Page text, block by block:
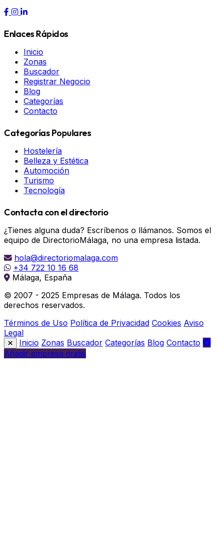
Enlaces Rápidos
Inicio
Zonas
Buscador
Registrar Negocio
Blog
Categorías
Contacto
Categorías Populares
Hostelería
Belleza y Estética
Automoción
Turismo
Tecnología
Contacta con el directorio
¿Tienes alguna duda? Escríbenos o llámanos. Somos el
equipo de DirectorioMálaga, no una empresa listada.
hola@directoriomalaga.com
+34 722 10 16 68
Málaga, España
© 2007 - 2025 Empresas de Málaga. Todos los
derechos reservados.
Términos de Uso Política de Privacidad Cookies Aviso
Legal
Inicio Zonas Buscador Categorías Blog Contacto
Añadir empresa gratis